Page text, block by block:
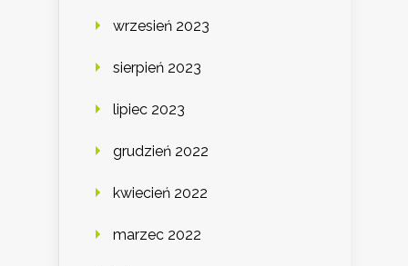
wrzesień 2023
sierpień 2023
lipiec 2023
grudzień 2022
kwiecień 2022
marzec 2022